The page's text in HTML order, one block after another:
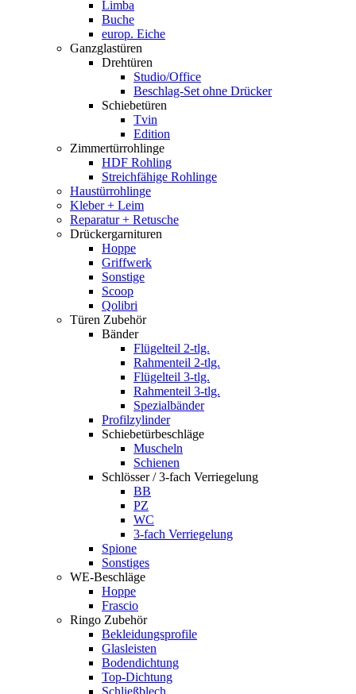
Limba
Buche
europ. Eiche
Ganzglastüren
Drehtüren
Studio/Office
Beschlag-Set ohne Drücker
Schiebetüren
Tvin
Edition
Zimmertürrohlinge
HDF Rohling
Streichfähige Rohlinge
Haustürrohlinge
Kleber + Leim
Reparatur + Retusche
Drückergarnituren
Hoppe
Griffwerk
Sonstige
Scoop
Qolibri
Türen Zubehör
Bänder
Flügelteil 2-tlg.
Rahmenteil 2-tlg.
Flügelteil 3-tlg.
Rahmenteil 3-tlg.
Spezialbänder
Profilzylinder
Schiebetürbeschläge
Muscheln
Schienen
Schlösser / 3-fach Verriegelung
BB
PZ
WC
3-fach Verriegelung
Spione
Sonstiges
WE-Beschläge
Hoppe
Frascio
Ringo Zubehör
Bekleidungsprofile
Glasleisten
Bodendichtung
Top-Dichtung